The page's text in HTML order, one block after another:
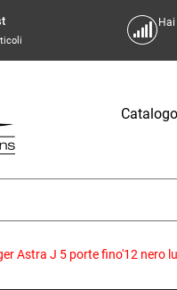
Catalogo
Astra J 5 porte fino'12 nero